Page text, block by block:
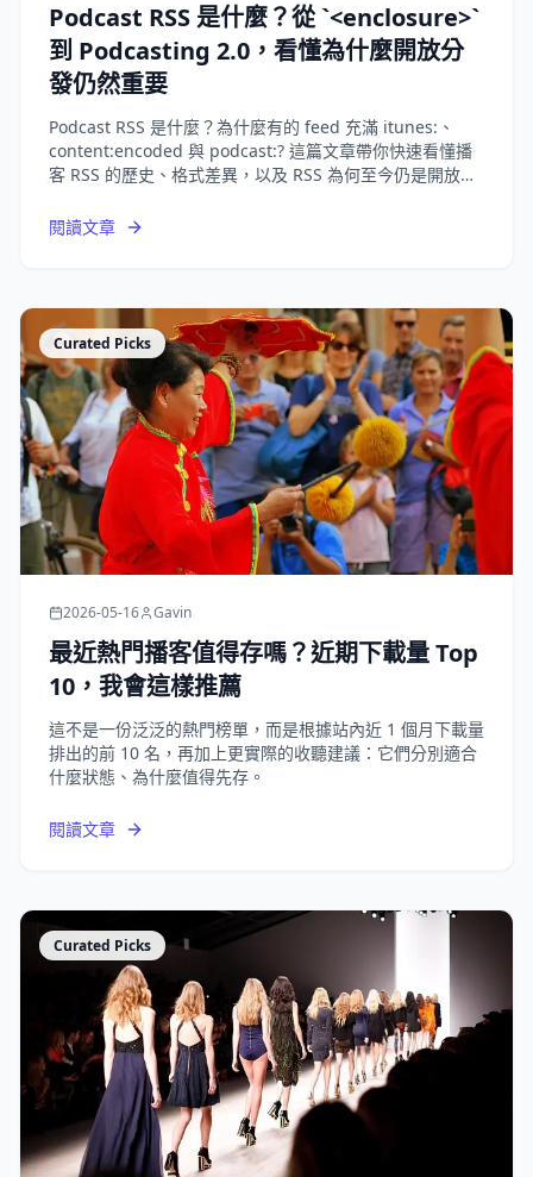
Podcast RSS 是什麼？從 `<enclosure>`
到 Podcasting 2.0，看懂為什麼開放分
發仍然重要
Podcast RSS 是什麼？為什麼有的 feed 充滿 itunes:、
content:encoded 與 podcast:? 這篇文章帶你快速看懂播
客 RSS 的歷史、格式差異，以及 RSS 為何至今仍是開放播
閱讀文章
Curated Picks
2026-05-16 Gavin
最近熱門播客值得存嗎？近期下載量 Top
10，我會這樣推薦
這不是一份泛泛的熱門榜單，而是根據站內近 1 個月下載量
排出的前 10 名，再加上更實際的收聽建議：它們分別適合
什麼狀態、為什麼值得先存。
閱讀文章
Curated Picks